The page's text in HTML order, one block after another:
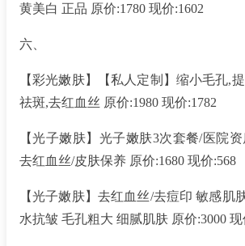
黄美白 正品 原价:1780 现价:1602
六、
【彩光嫩肤】【私人定制】缩小毛孔,
祛斑,去红血丝 原价:1980 现价:1782
【光子嫩肤】光子嫩肤3次套餐/医院
去红血丝/皮肤保养 原价:1680 现价:568
【光子嫩肤】去红血丝/去痘印 敏感肌
水抗皱 毛孔粗大 细腻肌肤 原价:3000 现